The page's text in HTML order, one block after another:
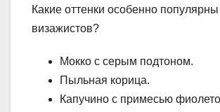
Какие оттенки особенно
визажистов?
Мокко с серым подтоном.
Пыльная корица.
Капучино с примесью